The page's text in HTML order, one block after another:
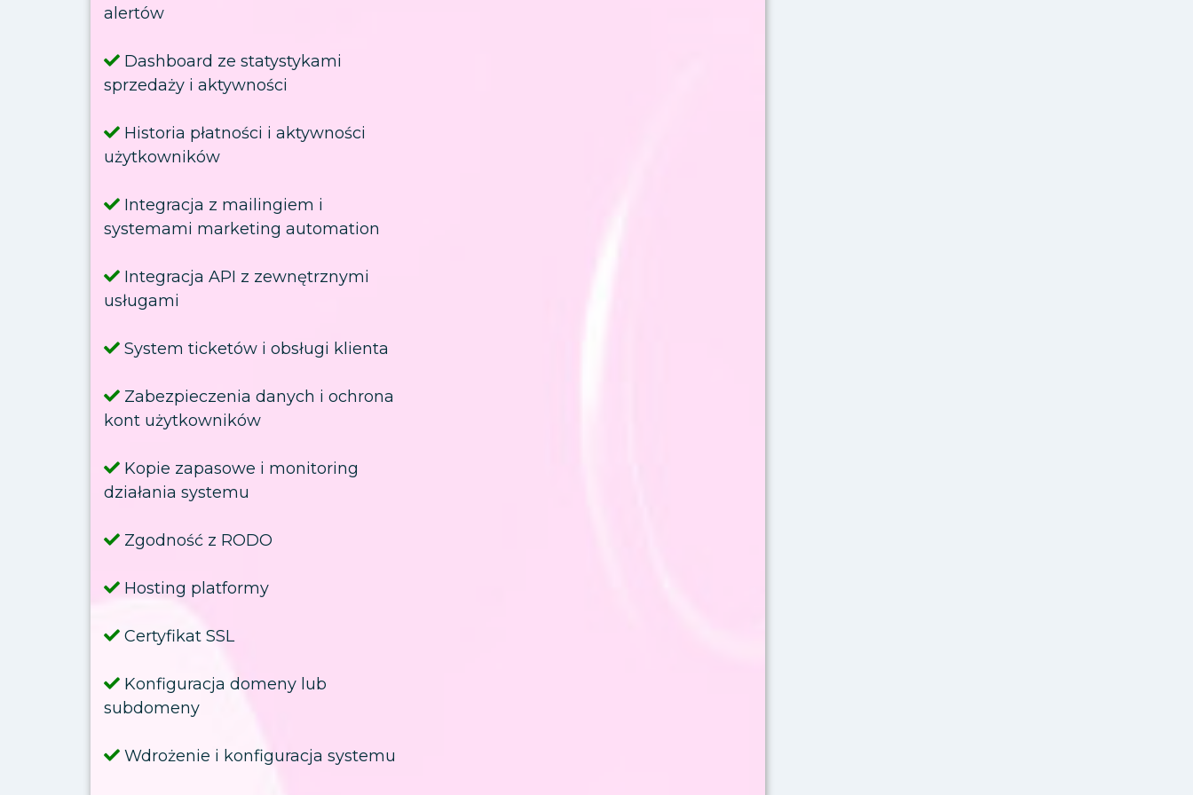
alertów
Dashboard ze statystykami
sprzedaży i aktywności
Historia płatności i aktywności
użytkowników
Integracja z mailingiem i
systemami marketing automation
Integracja API z zewnętrznymi
usługami
System ticketów i obsługi klienta
Zabezpieczenia danych i ochrona
kont użytkowników
Kopie zapasowe i monitoring
działania systemu
Zgodność z RODO
Hosting platformy
Certyfikat SSL
Konfiguracja domeny lub
subdomeny
Wdrożenie i konfiguracja systemu